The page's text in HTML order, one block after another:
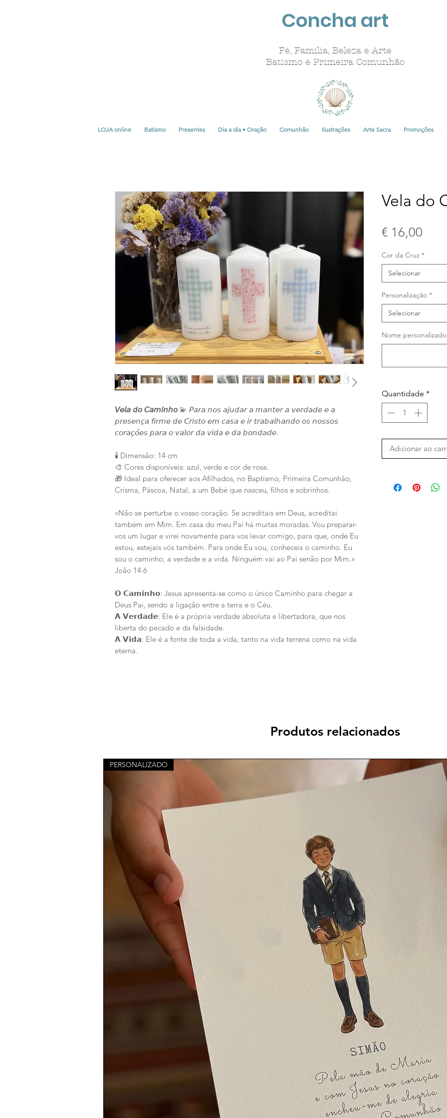
Concha art
Fé, Família, Beleza e Arte
Batismo e Primeira Comunhão
LOJA online Batismo Presentes Dia a dia • Oração Comunhão Ilustrações Arte Sacra Promoções
𝘝𝘦𝘭𝘢 𝘥𝘰 𝘊𝘢𝘮𝘪𝘯𝘩𝘰 💫 𝘗𝘢𝘳𝘢 𝘯𝘰𝘴 𝘢𝘫𝘶𝘥𝘢𝘳 𝘢 𝘮𝘢𝘯𝘵𝘦𝘳 𝘢 𝘷𝘦𝘳𝘥𝘢𝘥𝘦 𝘦 𝘢
𝘱𝘳𝘦𝘴𝘦𝘯𝘤̧𝘢 𝘧𝘪𝘳𝘮𝘦 𝘥𝘦 𝘊𝘳𝘪𝘴𝘵𝘰 𝘦𝘮 𝘤𝘢𝘴𝘢 𝘦 𝘪𝘳 𝘵𝘳𝘢𝘣𝘢𝘭𝘩𝘢𝘯𝘥𝘰 𝘰𝘴 𝘯𝘰𝘴𝘴𝘰𝘴
𝘤𝘰𝘳𝘢𝘤̧𝘰̃𝘦𝘴 𝘱𝘢𝘳𝘢 𝘰 𝘷𝘢𝘭𝘰𝘳 𝘥𝘢 𝘷𝘪𝘥𝘢 𝘦 𝘥𝘢 𝘣𝘰𝘯𝘥𝘢𝘥𝘦.
🕯️ Dimensão: 14 cm
🎨 Cores disponíveis: azul, verde e cor de rosa.
🎁 Ideal para oferecer aos Afilhados, no Baptismo, Primeira Comunhão,
Crisma, Páscoa, Natal, a um Bebé que nasceu, filhos e sobrinhos.
«Não se perturbe o vosso coração. Se acreditais em Deus, acreditai
também em Mim. Em casa do meu Pai há muitas moradas. Vou preparar-
vos um lugar e virei novamente para vos levar comigo, para que, onde Eu
estou, estejais vós também. Para onde Eu vou, conheceis o caminho. Eu
sou o caminho, a verdade e a vida. Ninguém vai ao Pai senão por Mim.»
João 14:6
𝗢 𝗖𝗮𝗺𝗶𝗻𝗵𝗼: Jesus apresenta-se como o único Caminho para chegar a
Deus Pai, sendo a ligação entre a terra e o Céu.
𝗔 𝗩𝗲𝗿𝗱𝗮𝗱𝗲: Ele é a própria verdade absoluta e libertadora, que nos
liberta do pecado e da falsidade.
𝗔 𝗩𝗶𝗱𝗮: Ele é a fonte de toda a vida, tanto na vida terrena como na vida
eterna.
Vela do
€ 16,00
Cor da Cruz *
Selecionar
Personalização *
Selecionar
Nome
Quantidade *
Adicionar ao
Produtos relacionados
PERSONALIZADO